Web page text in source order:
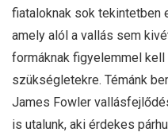
fiataloknak sok tekintetben
amely alól a vallás sem
formáknak figyelemmel kell
szükségletekre. Témánk
James Fowler
is utalunk, aki érdekes